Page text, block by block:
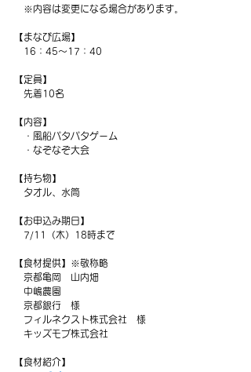
※内容は変更になる場合があります。
【まなび広場】
16：45～17：40
【定員】
先着10名
【内容】
・風船パタパタゲーム
・なぞなぞ大会
【持ち物】
タオル、水筒
【お申込み期日】
7/11（木）18時まで
【食材提供】※敬称略
京都亀岡　山内畑
中嶋農園
京都銀行　様
フィルネクスト株式会社　様
キッズモブ株式会社
【食材紹介】